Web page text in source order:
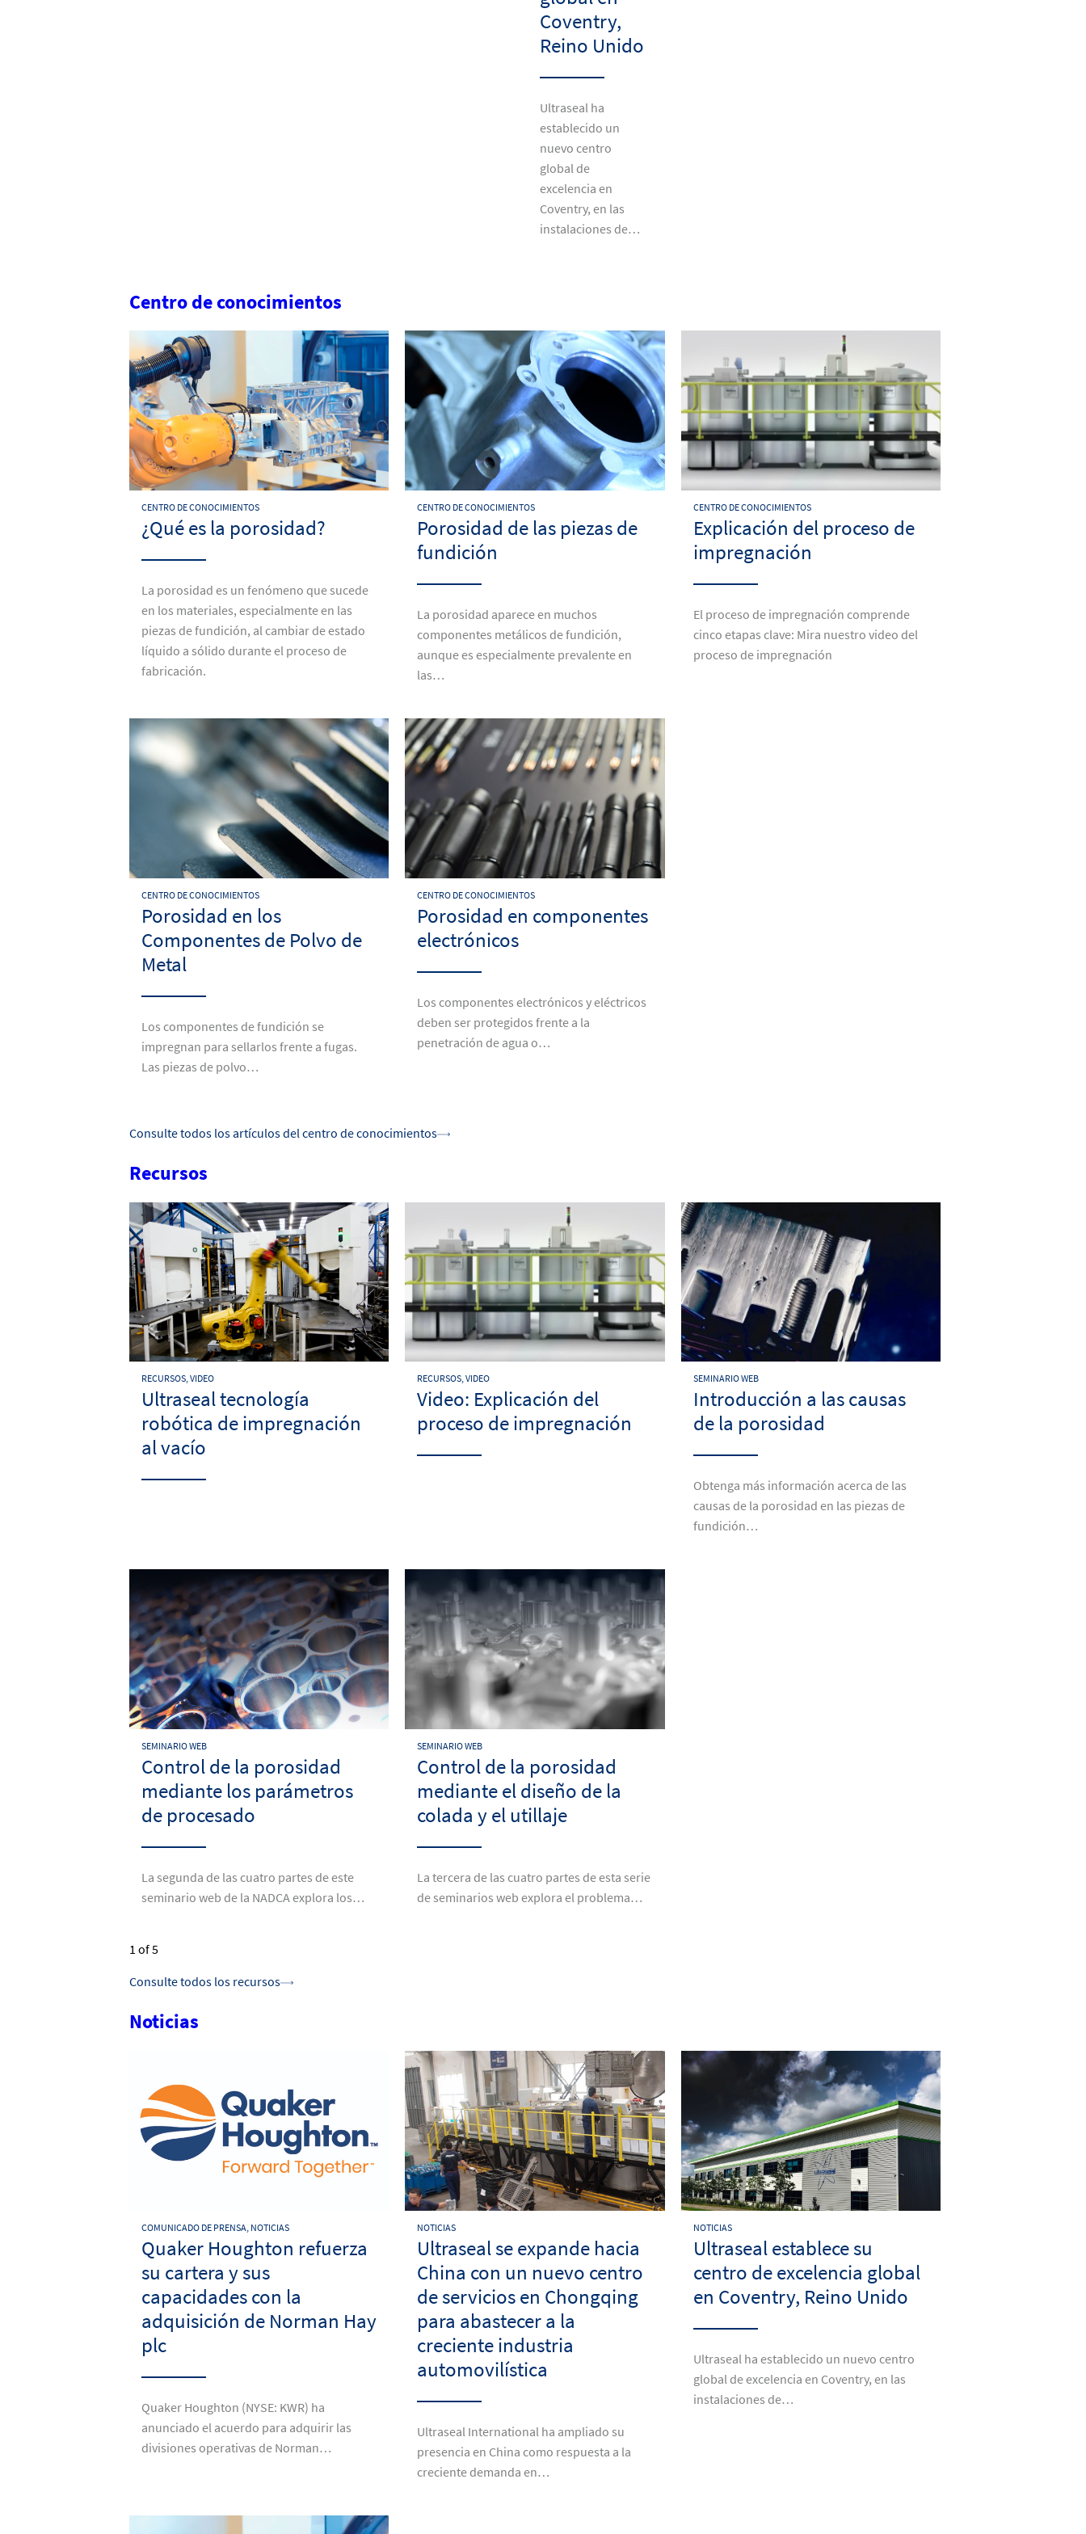
Coventry,
Reino Unido
Ultraseal ha
establecido un
nuevo centro
global de
excelencia en
Coventry, en las
instalaciones de…
Centro de conocimientos
CENTRO DE CONOCIMIENTOS
¿Qué es la porosidad?
La porosidad es un fenómeno que sucede
en los materiales, especialmente en las
piezas de fundición, al cambiar de estado
líquido a sólido durante el proceso de
fabricación.
CENTRO DE CONOCIMIENTOS
Porosidad de las piezas de
fundición
La porosidad aparece en muchos
componentes metálicos de fundición,
aunque es especialmente prevalente en
las…
CENTRO DE CONOCIMIENTOS
Explicación del proceso de
impregnación
El proceso de impregnación comprende
cinco etapas clave: Mira nuestro video del
proceso de impregnación
CENTRO DE CONOCIMIENTOS
Porosidad en los
Componentes de Polvo de
Metal
Los componentes de fundición se
impregnan para sellarlos frente a fugas.
Las piezas de polvo…
CENTRO DE CONOCIMIENTOS
Porosidad en componentes
electrónicos
Los componentes electrónicos y eléctricos
deben ser protegidos frente a la
penetración de agua o…
Consulte todos los artículos del centro de conocimientos
Recursos
RECURSOS, VIDEO
Ultraseal tecnología
robótica de impregnación
al vacío
RECURSOS, VIDEO
Video: Explicación del
proceso de impregnación
SEMINARIO WEB
Introducción a las causas
de la porosidad
Obtenga más información acerca de las
causas de la porosidad en las piezas de
fundición…
SEMINARIO WEB
Control de la porosidad
mediante los parámetros
de procesado
La segunda de las cuatro partes de este
seminario web de la NADCA explora los…
SEMINARIO WEB
Control de la porosidad
mediante el diseño de la
colada y el utillaje
La tercera de las cuatro partes de esta serie
de seminarios web explora el problema…
1of 5
Consulte todos los recursos
Noticias
COMUNICADO DE PRENSA, NOTICIAS
Quaker Houghton refuerza
su cartera y sus
capacidades con la
adquisición de Norman Hay
plc
Quaker Houghton (NYSE: KWR) ha
anunciado el acuerdo para adquirir las
divisiones operativas de Norman…
NOTICIAS
Ultraseal se expande hacia
China con un nuevo centro
de servicios en Chongqing
para abastecer a la
creciente industria
automovilística
Ultraseal International ha ampliado su
presencia en China como respuesta a la
creciente demanda en…
NOTICIAS
Ultraseal establece su
centro de excelencia global
en Coventry, Reino Unido
Ultraseal ha establecido un nuevo centro
global de excelencia en Coventry, en las
instalaciones de…